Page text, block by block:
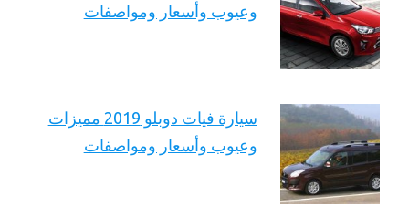
وعيوب وأسعار ومواصفات
سيارة فيات دوبلو 2019 مميزات
وعيوب وأسعار ومواصفات